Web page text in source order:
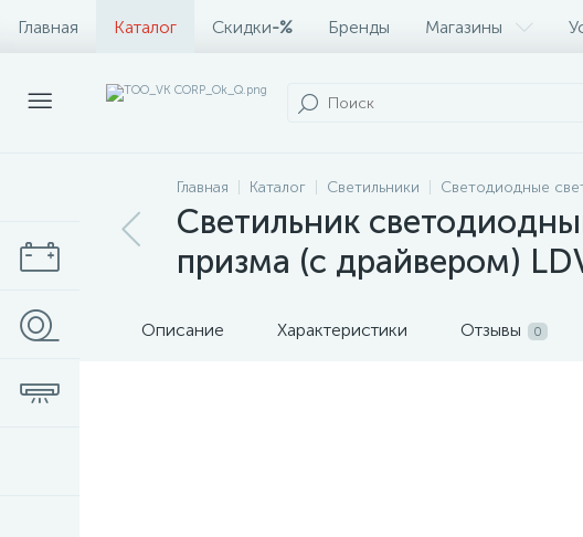
Главная Каталог Скидки-% Бренды Магазины
Главная Каталог Светильники Светодиодные
Светильник
призма (с драйвером)
Описание Характеристики Отзывы 0